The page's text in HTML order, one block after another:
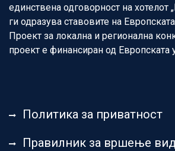
единствена одговорност на хотелот
ги одразува ставовите на Европската
Проект за локална и регионална
проект е финансиран од Европската
Политика за приватност
Правилник за вршење